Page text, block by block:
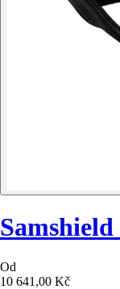
Samshield
Od
10 641,00 Kč